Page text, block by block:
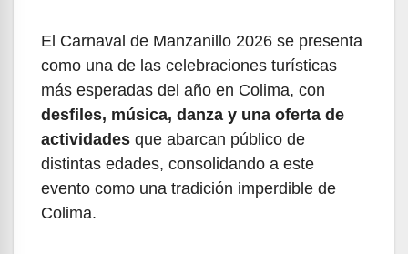
El Carnaval de Manzanillo 2026 se presenta
como una de las celebraciones turísticas
más esperadas del año en Colima, con
desfiles, música, danza y una oferta de
actividades que abarcan público de
distintas edades, consolidando a este
evento como una tradición imperdible de
Colima.